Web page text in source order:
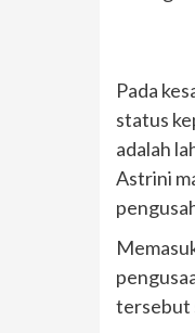
Pada
status
adalah
Astrini
tersebut